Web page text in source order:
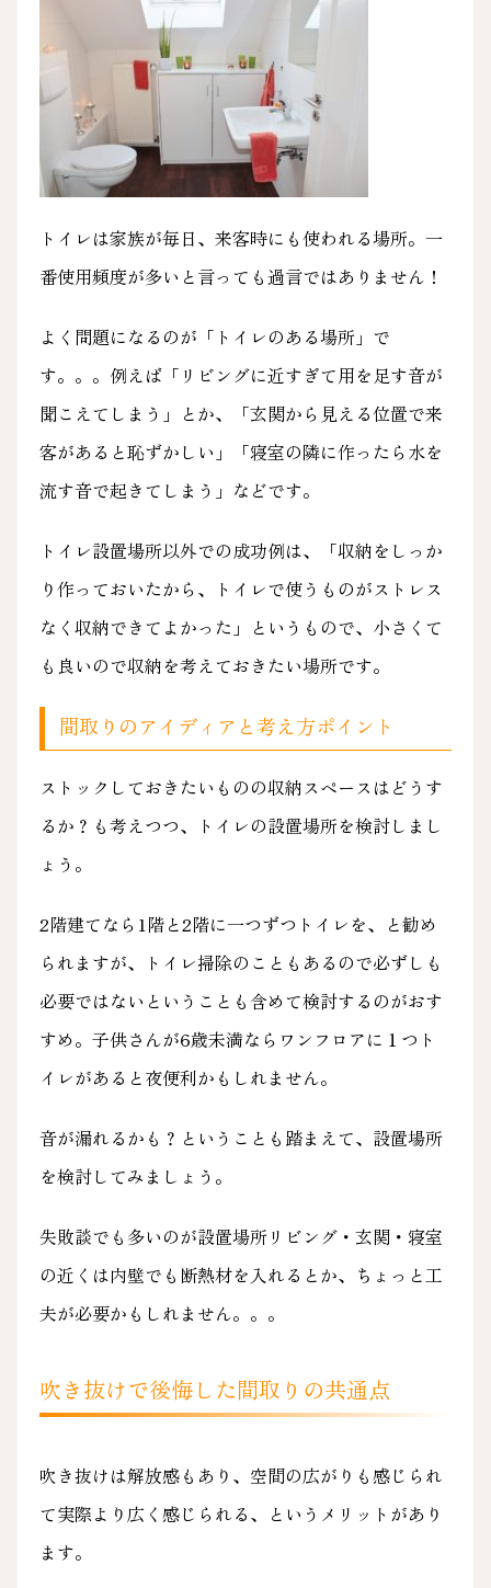
トイレは家族が毎日、来客時にも使われる場所。一
番使用頻度が多いと言っても過言ではありません！
よく問題になるのが「トイレのある場所」で
す。。。例えば「リビングに近すぎて用を足す音が
聞こえてしまう」とか、「玄関から見える位置で来
客があると恥ずかしい」「寝室の隣に作ったら水を
流す音で起きてしまう」などです。
トイレ設置場所以外での成功例は、「収納をしっか
り作っておいたから、トイレで使うものがストレス
なく収納できてよかった」というもので、小さくて
も良いので収納を考えておきたい場所です。
間取りのアイディアと考え方ポイント
ストックしておきたいものの収納スペースはどうす
るか？も考えつつ、トイレの設置場所を検討しまし
ょう。
2階建てなら1階と2階に一つずつトイレを、と勧め
られますが、トイレ掃除のこともあるので必ずしも
必要ではないということも含めて検討するのがおす
すめ。子供さんが6歳未満ならワンフロアに１つト
イレがあると夜便利かもしれません。
音が漏れるかも？ということも踏まえて、設置場所
を検討してみましょう。
失敗談でも多いのが設置場所リビング・玄関・寝室
の近くは内壁でも断熱材を入れるとか、ちょっと工
夫が必要かもしれません。。。
吹き抜けで後悔した間取りの共通点
吹き抜けは解放感もあり、空間の広がりも感じられ
て実際より広く感じられる、というメリットがあり
ます。